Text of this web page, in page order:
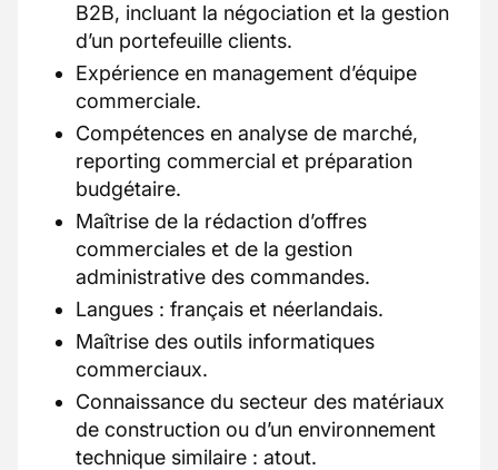
B2B, incluant la négociation et la gestion
d’un portefeuille clients.
Expérience en management d’équipe
commerciale.
Compétences en analyse de marché,
reporting commercial et préparation
budgétaire.
Maîtrise de la rédaction d’offres
commerciales et de la gestion
administrative des commandes.
Langues : français et néerlandais.
Maîtrise des outils informatiques
commerciaux.
Connaissance du secteur des matériaux
de construction ou d’un environnement
technique similaire : atout.